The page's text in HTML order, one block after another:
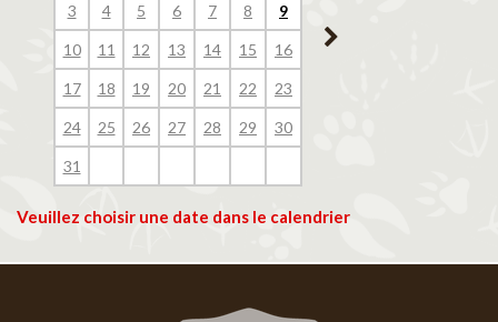
3 4 5 6 7 8 9
10 11 12 13 14 15 16
17 18 19 20 21 22 23
24 25 26 27 28 29 30
31
14
Veuillez choisir une date dans le calendrier